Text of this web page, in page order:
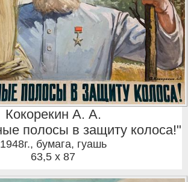
Кокорекин А. А.
полосы в защиту колоса!"
1948г., бумага, гуашь
63,5 x 87